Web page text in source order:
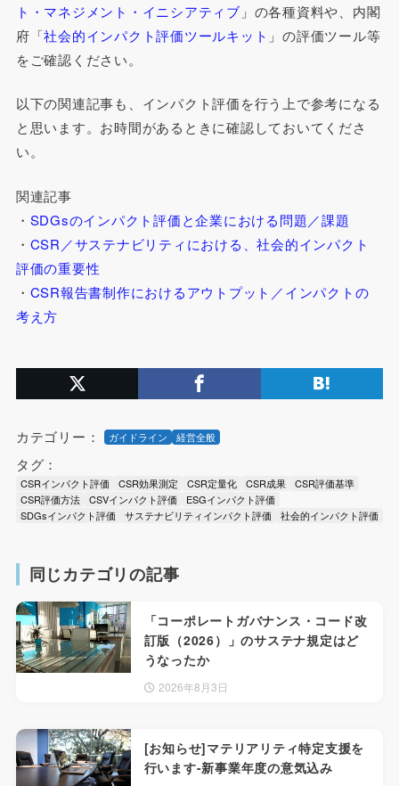
ト・マネジメント・イニシアティブ 」の各種資料や、内閣
府「社会的インパクト評価ツールキット 」の評価ツール等
をご確認ください。
以下の関連記事も、インパクト評価を行う上で参考になる
と思います。お時間があるときに確認しておいてくださ
い。
関連記事
・ SDGsのインパクト評価と企業における問題／課題
・ CSR／サステナビリティにおける、社会的インパクト
評価の重要性
・ CSR報告書制作におけるアウトプット／インパクトの
考え方
カテゴリー： ガイドライン 経営全般
タグ：
CSRインパクト評価 CSR効果測定 CSR定量化 CSR成果
CSR評価基準
CSR評価方法
CSVインパクト評価
ESGインパクト評価
SDGsインパクト評価
サステナビリティインパクト評価 社会的インパクト評価
同じカテゴリの記事
「コーポレートガバナンス・コード改
訂版（2026）」のサステナ規定はど
うなったか
2026年8月3日
[お知らせ]マテリアリティ特定支援を
行います-新事業年度の意気込み